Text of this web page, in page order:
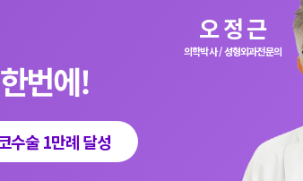
한번에!
수술 1만례 달성
오 정 근
의학박사 / 성형외과전문의